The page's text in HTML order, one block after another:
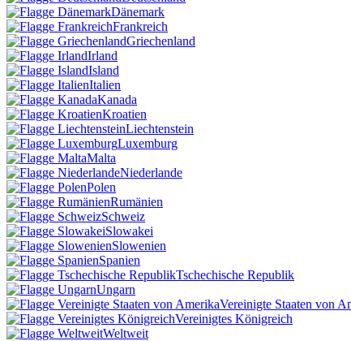
Dänemark
Frankreich
Griechenland
Irland
Island
Italien
Kanada
Kroatien
Liechtenstein
Luxemburg
Malta
Niederlande
Polen
Rumänien
Schweiz
Slowakei
Slowenien
Spanien
Tschechische Republik
Ungarn
Vereinigte Staaten von
Vereinigtes Königreich
Weltweit